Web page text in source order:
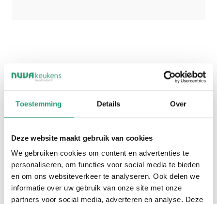
Toestemming Details Over
Deze website maakt gebruik van cookies
We gebruiken cookies om content en advertenties te
personaliseren, om functies voor social media te bieden
en om ons websiteverkeer te analyseren. Ook delen we
informatie over uw gebruik van onze site met onze
partners voor social media, adverteren en analyse. Deze
Onze showroom wordt continu vernieuwd met de
Hierdoor doe je volop inspiratie op en ontdek je
welke mogelijkheden het beste aansluiten bij
jouw woning.